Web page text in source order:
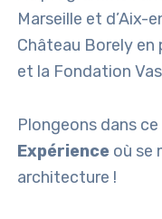
Marseille et d’Aix-
Château Borely en
et la Fondation
Plongeons dans
Expérience où se
architecture !